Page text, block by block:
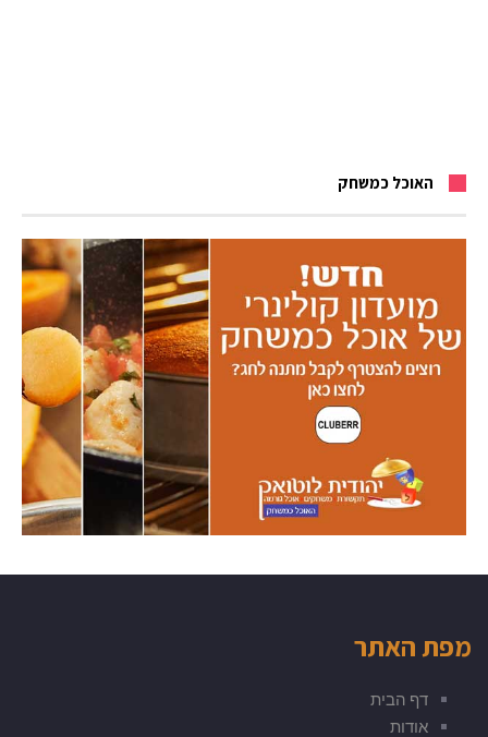
האוכל כמשחק
מפת האתר
דף הבית
אודות